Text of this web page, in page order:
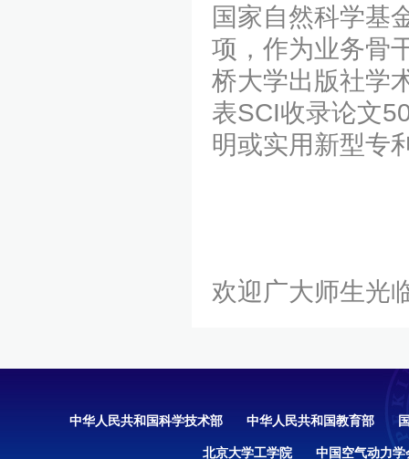
国家自然科学基
项，作为业务骨
桥大学出版社学
表SCI收录论文
明或实用新型专
欢迎广大师生光
中华人民共和国科学技术部 中华人民共和国教育部
北京大学工学院 中国空气动力学